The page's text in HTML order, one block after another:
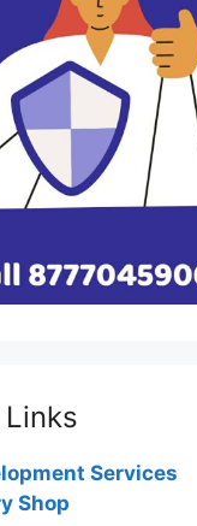
Services
Shop